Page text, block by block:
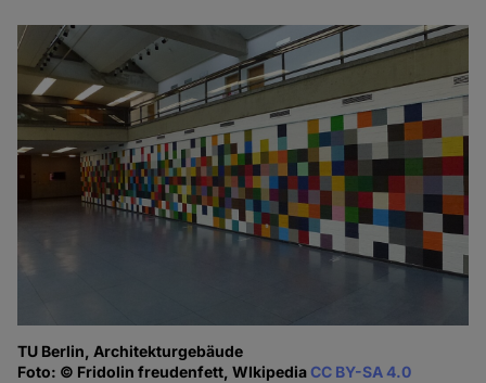
TU Berlin, Architekturgebäude
Foto: © Fridolin freudenfett, WIkipediaCC BY-SA 4.0